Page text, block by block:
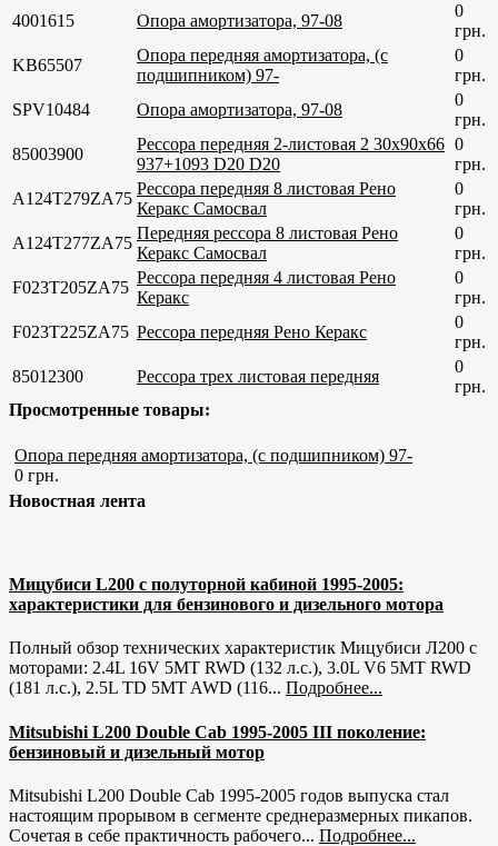
4001615 Опора амортизатора, 97-08
0
грн.
KB65507
Опора передняя амортизатора, (с
подшипником) 97-
0
грн.
SPV10484
Опора амортизатора, 97-08
0
грн.
85003900
Рессора передняя 2-листовая 2 30x90x66
937+1093 D20 D20
0
грн.
A124T279ZA75
Рессора передняя 8 листовая Рено
Керакс Самосвал
0
грн.
A124T277ZA75
Передняя рессора 8 листовая Рено
Керакс Самосвал
0
грн.
F023T205ZA75
Рессора передняя 4 листовая Рено
Керакс
0
грн.
F023T225ZA75 Рессора передняя Рено Керакс
0
грн.
85012300
Рессора трех листовая передняя
0
грн.
Просмотренные товары:
Опора передняя амортизатора, (с подшипником) 97-
0 грн.
Новостная лента
Мицубиси L200 с полуторной кабиной 1995-2005:
характеристики для бензинового и дизельного мотора
Полный обзор технических характеристик Мицубиси Л200 с
моторами: 2.4L 16V 5MT RWD (132 л.с.), 3.0L V6 5MT RWD
(181 л.с.), 2.5L TD 5MT AWD (116... Подробнее...
Mitsubishi L200 Double Cab 1995-2005 III поколение:
бензиновый и дизельный мотор
Mitsubishi L200 Double Cab 1995-2005 годов выпуска стал
настоящим прорывом в сегменте среднеразмерных пикапов.
Сочетая в себе практичность рабочего... Подробнее...